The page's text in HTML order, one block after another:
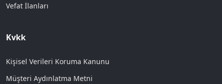
Vefat İlanları
Kvkk
Kişisel Verileri Koruma Kanunu
Müşteri Aydınlatma Metni